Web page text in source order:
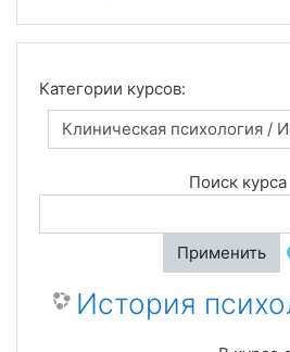
Категории курсов:
Поиск курса
Применить
История